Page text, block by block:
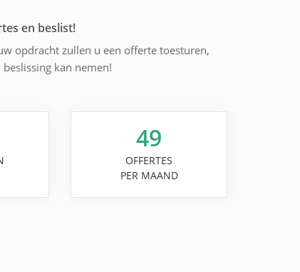
en beslist!
opdracht zullen u een offerte toesturen,
kan nemen!
49
OFFERTES
PER MAAND